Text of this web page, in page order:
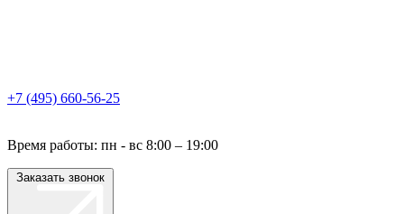
+7 (495) 660-56-25
Время работы: пн - вс 8:00 – 19:00
Заказать звонок